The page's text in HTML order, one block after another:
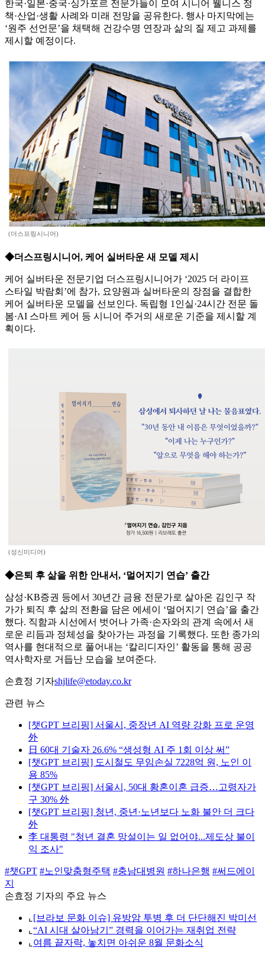
한국·일본·중국·싱가포르 전문가들이 모여 시니어 웰니스 정
책·산업·생활 사례와 미래 전망을 공유한다. 행사 마지막에는
‘원주 선언문’을 채택해 건강수명 연장과 삶의 질 제고 과제를
제시할 예정이다.
(더스프링시니어)
◆더스프링시니어, 케어 실버타운 새 모델 제시
케어 실버타운 전문기업 더스프링시니어가 ‘2025 더 라이프
스타일 박람회’에 참가, 요양원과 실버타운의 장점을 결합한
케어 실버타운 모델을 선보인다. 독립형 1인실·24시간 전문 돌
봄·AI 스마트 케어 등 시니어 주거의 새로운 기준을 제시할 계
획이다.
(성신미디어)
◆은퇴 후 삶을 위한 안내서, ‘멀어지기 연습’ 출간
삼성·KB증권 등에서 30년간 금융 전문가로 살아온 김인구 작
가가 퇴직 후 삶의 전환을 담은 에세이 ‘멀어지기 연습’을 출간
했다. 직함과 시선에서 벗어나 가족·손자와의 관계 속에서 새
로운 리듬과 정체성을 찾아가는 과정을 기록했다. 또한 종가의
역사를 현대적으로 풀어내는 ‘칼리디자인’ 활동을 통해 공공
역사학자로 거듭난 모습을 보여준다.
손효정 기자shjlife@etoday.co.kr
관련 뉴스
[챗GPT 브리핑] 서울시, 중장년 AI 역량 강화 프로 운영
外
日 60대 기술자 26.6% “생성형 AI 주 1회 이상 써”
[챗GPT 브리핑] 도시철도 무임손실 7228억 원, 노인 이
용 85%
[챗GPT 브리핑] 서울시, 50대 황혼이혼 급증…고령자가
구 30% 外
[챗GPT 브리핑] 청년, 중년·노년보다 노화 불안 더 크다
外
李 대통령 "청년 결혼 망설이는 일 없어야...제도상 불이
익 조사"
#챗GPT #노인맞춤형주택 #충남대병원 #하나은행 #써드에이
지
손효정 기자의 주요 뉴스
⌞ [브라보 문화 이슈] 유방암 투병 후 더 단단해진 박미선
⌞ “AI 시대 살아남기” 경력을 이어가는 재취업 전략
⌞ 여름 끝자락, 놓치면 아쉬운 8월 문화소식